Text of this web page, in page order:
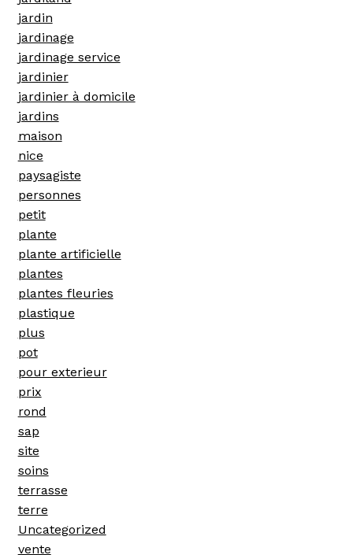
jardin
jardinage
jardinage service
jardinier
jardinier à domicile
jardins
maison
nice
paysagiste
personnes
petit
plante
plante artificielle
plantes
plantes fleuries
plastique
plus
pot
pour exterieur
prix
rond
sap
site
soins
terrasse
terre
Uncategorized
vente